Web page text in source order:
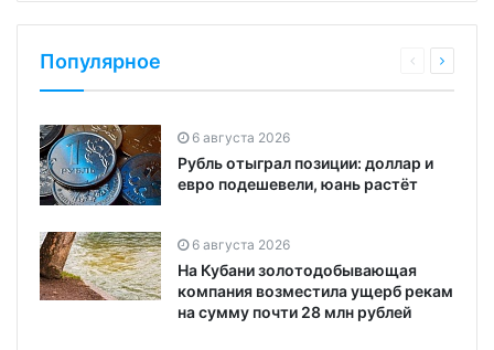
Популярное
6 августа 2026
Рубль отыграл позиции: доллар и
евро подешевели, юань растёт
6 августа 2026
На Кубани золотодобывающая
компания возместила ущерб рекам
на сумму почти 28 млн рублей